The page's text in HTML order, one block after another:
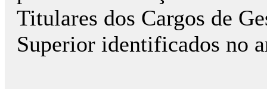
Titulares dos Cargos de
Superior identificados no